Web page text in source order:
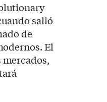
salió
de
El
mercados,